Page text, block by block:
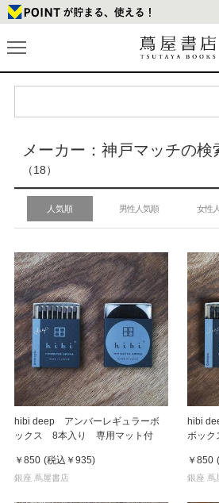
メーカー：神戸マッチの検
（18）
人気順 男性人気順 女性
hibi deep アンバーレギュラーボ
ックス 8本入り 専用マット付
￥850 (税込 ￥935)
銀座 蔦屋書店
hibi
ボッ
￥850
銀座 蔦